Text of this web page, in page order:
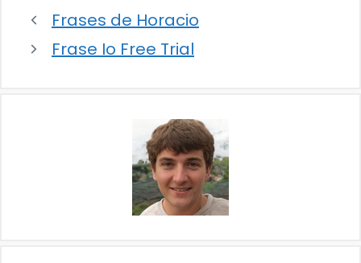
Frases de Horacio
Frase Io Free Trial